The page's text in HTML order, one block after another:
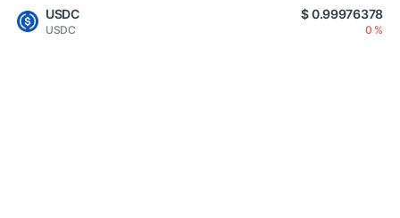
USDC
USDC
$ 0.99976378
0 %